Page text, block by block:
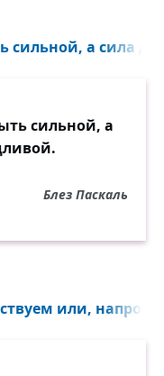
сильной, а сила
сильной, а
Блез Паскаль
или,